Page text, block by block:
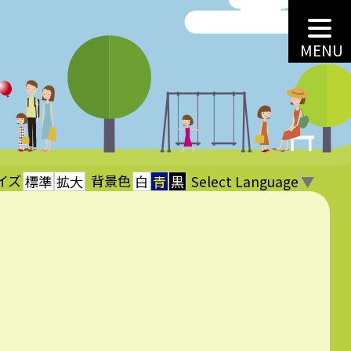
MENU
ズ 標準 拡大 背景色 白 青 黒 Select Language ▼